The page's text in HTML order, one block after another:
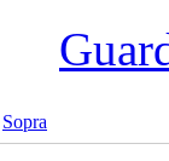
Sopra